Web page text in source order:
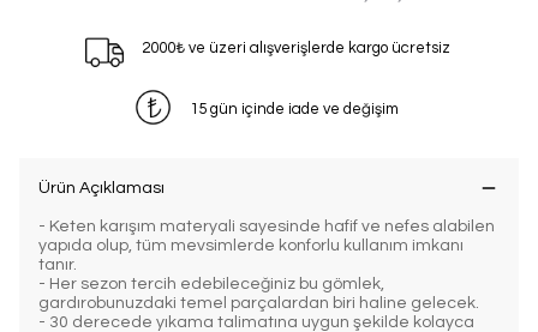
2000₺ ve üzeri alışverişlerde kargo ücretsiz
15 gün içinde iade ve değişim
Ürün Açıklaması
- Keten karışım materyali sayesinde hafif ve nefes alabilen
yapıda olup, tüm mevsimlerde konforlu kullanım imkanı
tanır.
- Her sezon tercih edebileceğiniz bu gömlek,
gardırobunuzdaki temel parçalardan biri haline gelecek.
- 30 derecede yıkama talimatına uygun şekilde kolayca